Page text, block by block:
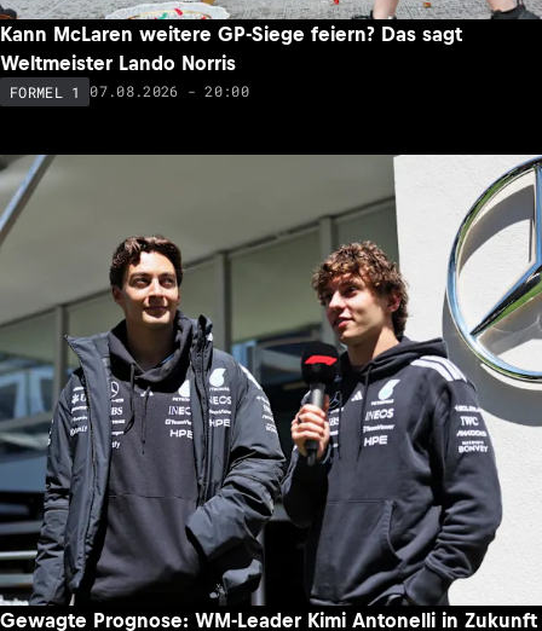
Kann McLaren weitere GP-Siege feiern? Das sagt
Weltmeister Lando Norris
FORMEL 1 07.08.2026 - 20:00
Gewagte Prognose: WM-Leader Kimi Antonelli in Zukunft